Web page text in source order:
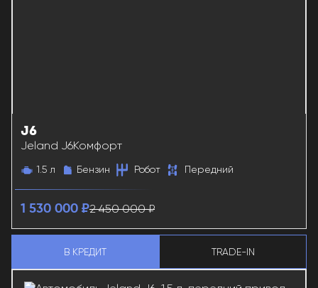
J6
Jeland J6Комфорт
1.5 л Бензин Робот Передний
1 530 000 ₽2 450 000 ₽
В КРЕДИТ TRADE-IN